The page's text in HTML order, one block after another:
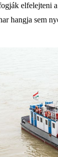
elfelejteni
hangja sem